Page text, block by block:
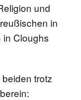
und
in
Cloughs
trotz